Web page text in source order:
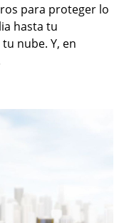
para proteger lo
hasta tu
nube. Y, en